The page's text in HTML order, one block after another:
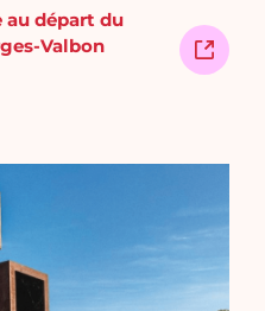
au départ du
Valbon